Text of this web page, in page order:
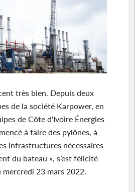
très bien. Depuis deux
de la société Karpower, en
de Côte d'Ivoire Énergies
à faire des pylônes, à
infrastructures nécessaires
du bateau », s’est félicité
23 mars 2022.